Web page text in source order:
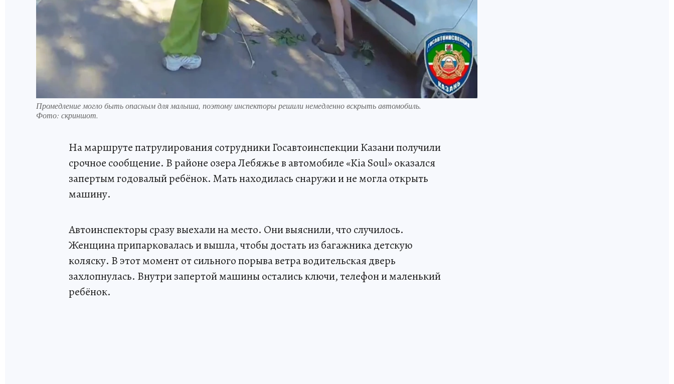
Промедление могло быть опасным для малыша, поэтому инспекторы решили немедленно вскрыть автомобиль.
Фото: скриншот.
На маршруте патрулирования сотрудники Госавтоинспекции Казани получили
срочное сообщение. В районе озера Лебяжье в автомобиле «Kia Soul» оказался
запертым годовалый ребёнок. Мать находилась снаружи и не могла открыть
машину.
Автоинспекторы сразу выехали на место. Они выяснили, что случилось.
Женщина припарковалась и вышла, чтобы достать из багажника детскую
коляску. В этот момент от сильного порыва ветра водительская дверь
захлопнулась. Внутри запертой машины остались ключи, телефон и маленький
ребёнок.